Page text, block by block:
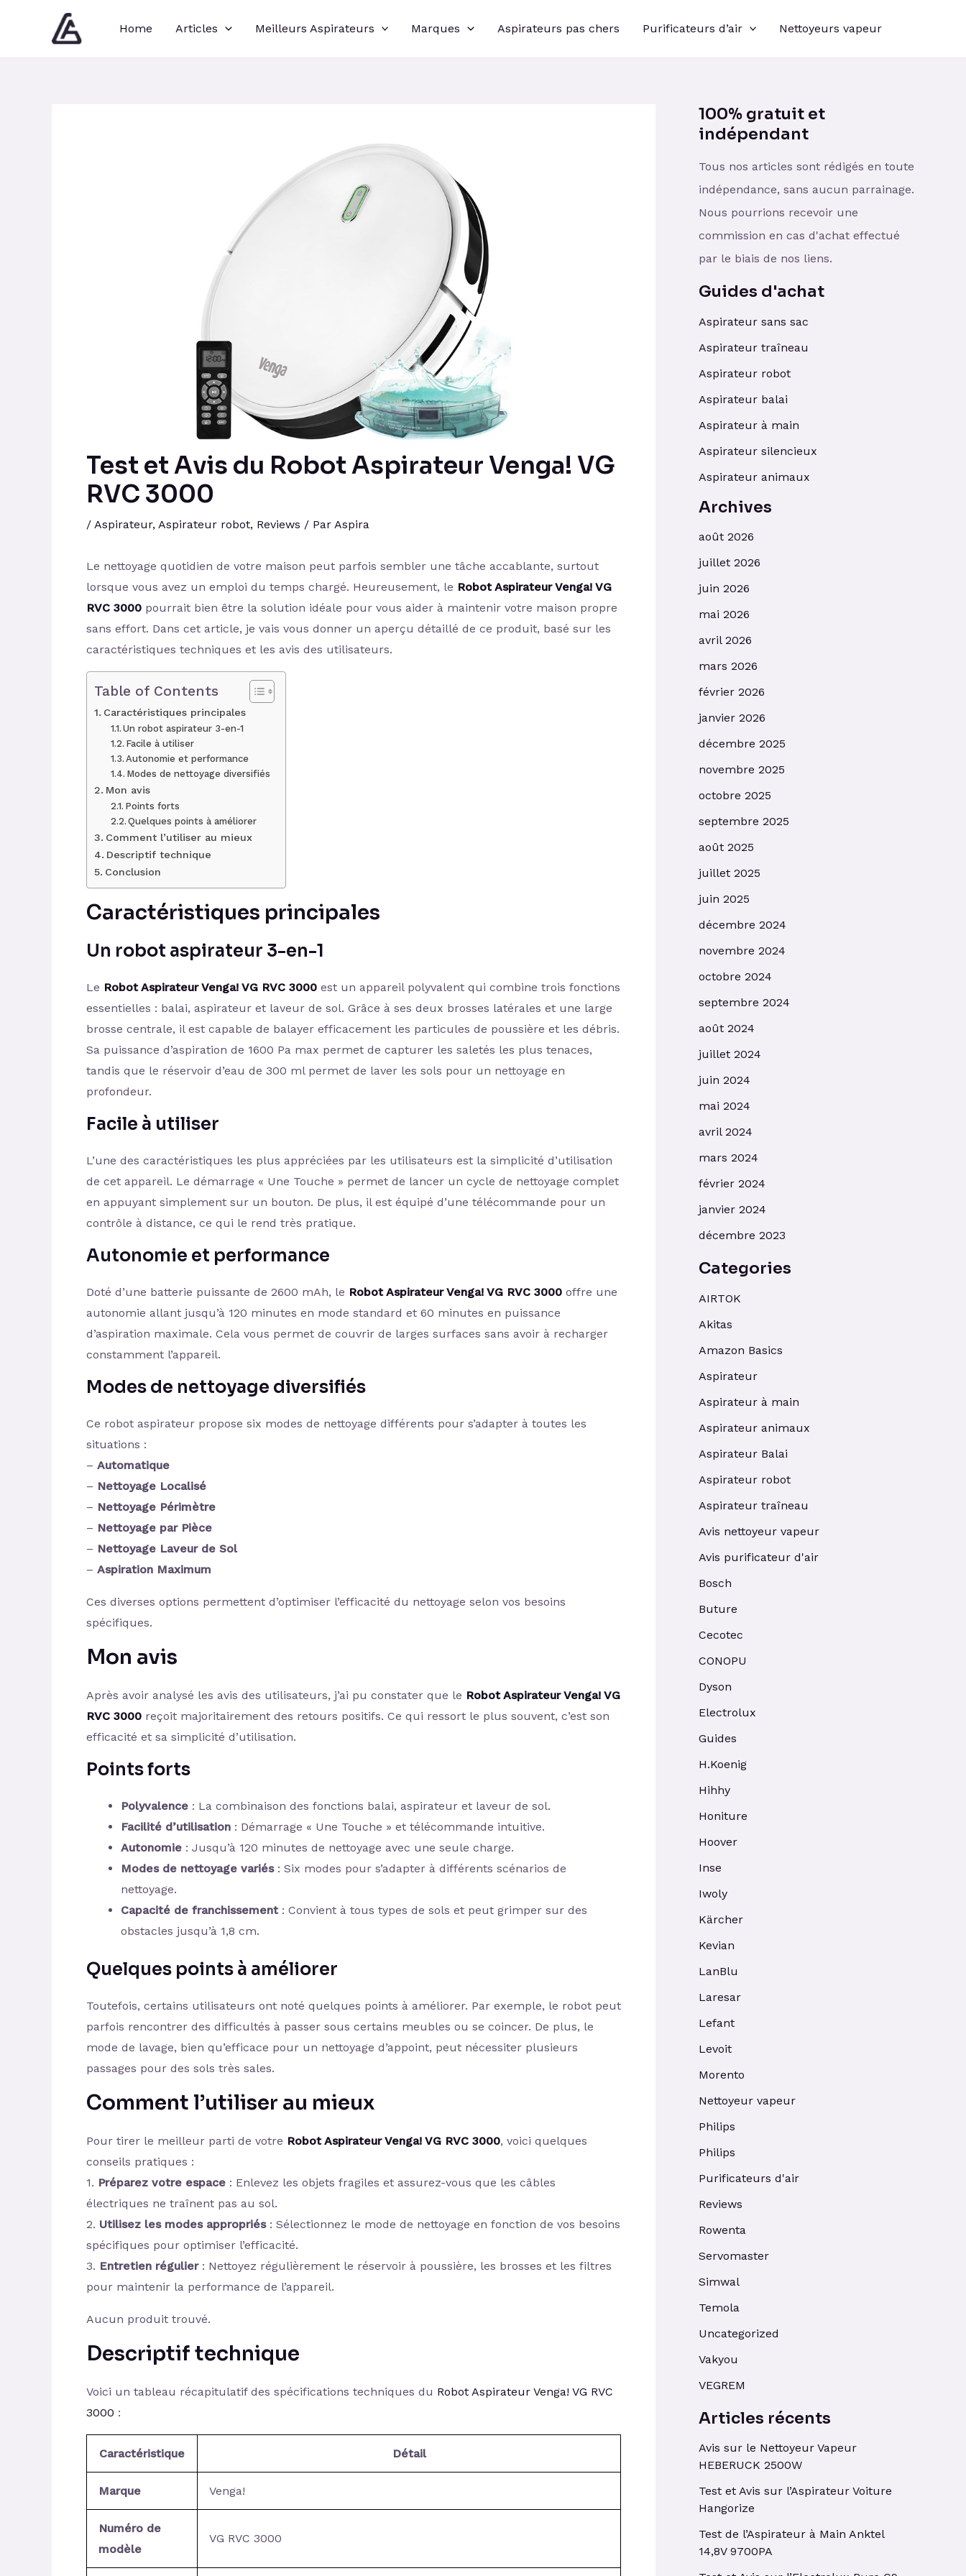
Home Articles Meilleurs Aspirateurs Marques Aspirateurs pas chers Purificateurs d’air Nettoyeurs vapeur
Test et Avis du Robot Aspirateur Venga! VG
RVC 3000
/ Aspirateur, Aspirateur robot, Reviews / Par Aspira
Le nettoyage quotidien de votre maison peut parfois sembler une tâche accablante, surtout
lorsque vous avez un emploi du temps chargé. Heureusement, le Robot Aspirateur Venga! VG
RVC 3000 pourrait bien être la solution idéale pour vous aider à maintenir votre maison propre
sans effort. Dans cet article, je vais vous donner un aperçu détaillé de ce produit, basé sur les
caractéristiques techniques et les avis des utilisateurs.
Table of Contents
Caractéristiques principales
Un robot aspirateur 3-en-1
Facile à utiliser
Autonomie et performance
Modes de nettoyage diversifiés
Mon avis
Points forts
Quelques points à améliorer
Comment l’utiliser au mieux
Descriptif technique
Conclusion
Caractéristiques principales
Un robot aspirateur 3-en-1
Le Robot Aspirateur Venga! VG RVC 3000 est un appareil polyvalent qui combine trois fonctions
essentielles : balai, aspirateur et laveur de sol. Grâce à ses deux brosses latérales et une large
brosse centrale, il est capable de balayer efficacement les particules de poussière et les débris.
Sa puissance d’aspiration de 1600 Pa max permet de capturer les saletés les plus tenaces,
tandis que le réservoir d’eau de 300 ml permet de laver les sols pour un nettoyage en
profondeur.
Facile à utiliser
L’une des caractéristiques les plus appréciées par les utilisateurs est la simplicité d’utilisation
de cet appareil. Le démarrage « Une Touche » permet de lancer un cycle de nettoyage complet
en appuyant simplement sur un bouton. De plus, il est équipé d’une télécommande pour un
contrôle à distance, ce qui le rend très pratique.
Autonomie et performance
Doté d’une batterie puissante de 2600 mAh, le Robot Aspirateur Venga! VG RVC 3000 offre une
autonomie allant jusqu’à 120 minutes en mode standard et 60 minutes en puissance
d’aspiration maximale. Cela vous permet de couvrir de larges surfaces sans avoir à recharger
constamment l’appareil.
Modes de nettoyage diversifiés
Ce robot aspirateur propose six modes de nettoyage différents pour s’adapter à toutes les
situations :
– Automatique
– Nettoyage Localisé
– Nettoyage Périmètre
– Nettoyage par Pièce
– Nettoyage Laveur de Sol
– Aspiration Maximum
Ces diverses options permettent d’optimiser l’efficacité du nettoyage selon vos besoins
spécifiques.
Mon avis
Après avoir analysé les avis des utilisateurs, j’ai pu constater que le Robot Aspirateur Venga! VG
RVC 3000 reçoit majoritairement des retours positifs. Ce qui ressort le plus souvent, c’est son
efficacité et sa simplicité d’utilisation.
Points forts
Polyvalence : La combinaison des fonctions balai, aspirateur et laveur de sol.
Facilité d’utilisation : Démarrage « Une Touche » et télécommande intuitive.
Autonomie : Jusqu’à 120 minutes de nettoyage avec une seule charge.
Modes de nettoyage variés: Six modes pour s’adapter à différents scénarios de
nettoyage.
Capacité de franchissement: Convient à tous types de sols et peut grimper sur des
obstacles jusqu’à 1,8 cm.
Quelques points à améliorer
Toutefois, certains utilisateurs ont noté quelques points à améliorer. Par exemple, le robot peut
parfois rencontrer des difficultés à passer sous certains meubles ou se coincer. De plus, le
mode de lavage, bien qu’efficace pour un nettoyage d’appoint, peut nécessiter plusieurs
passages pour des sols très sales.
Comment l’utiliser au mieux
Pour tirer le meilleur parti de votre Robot Aspirateur Venga! VG RVC 3000, voici quelques
conseils pratiques :
1. Préparez votre espace : Enlevez les objets fragiles et assurez-vous que les câbles
électriques ne traînent pas au sol.
2. Utilisez les modes appropriés: Sélectionnez le mode de nettoyage en fonction de vos besoins
spécifiques pour optimiser l’efficacité.
3. Entretien régulier: Nettoyez régulièrement le réservoir à poussière, les brosses et les filtres
pour maintenir la performance de l’appareil.
Aucun produit trouvé.
Descriptif technique
Voici un tableau récapitulatif des spécifications techniques du Robot Aspirateur Venga! VG RVC
3000 :
Caractéristique Détail
Marque Venga!
Numéro de
modèle
VG RVC 3000
100% gratuit et
indépendant
Tous nos articles sont rédigés en toute
indépendance, sans aucun parrainage.
Nous pourrions recevoir une
commission en cas d'achat effectué
par le biais de nos liens.
Guides d'achat
Aspirateur sans sac
Aspirateur traîneau
Aspirateur robot
Aspirateur balai
Aspirateur à main
Aspirateur silencieux
Aspirateur animaux
Archives
août 2026
juillet 2026
juin 2026
mai 2026
avril 2026
mars 2026
février 2026
janvier 2026
décembre 2025
novembre 2025
octobre 2025
septembre 2025
août 2025
juillet 2025
juin 2025
décembre 2024
novembre 2024
octobre 2024
septembre 2024
août 2024
juillet 2024
juin 2024
mai 2024
avril 2024
mars 2024
février 2024
janvier 2024
décembre 2023
Categories
AIRTOK
Akitas
Amazon Basics
Aspirateur
Aspirateur à main
Aspirateur animaux
Aspirateur Balai
Aspirateur robot
Aspirateur traîneau
Avis nettoyeur vapeur
Avis purificateur d'air
Bosch
Buture
Cecotec
CONOPU
Dyson
Electrolux
Guides
H.Koenig
Hihhy
Honiture
Hoover
Inse
Iwoly
Kärcher
Kevian
LanBlu
Laresar
Lefant
Levoit
Morento
Nettoyeur vapeur
Philips
Philips
Purificateurs d'air
Reviews
Rowenta
Servomaster
Simwal
Temola
Uncategorized
Vakyou
VEGREM
Articles récents
Avis sur le Nettoyeur Vapeur
HEBERUCK 2500W
Test et Avis sur l’Aspirateur Voiture
Hangorize
Test de l’Aspirateur à Main Anktel
14,8V 9700PA